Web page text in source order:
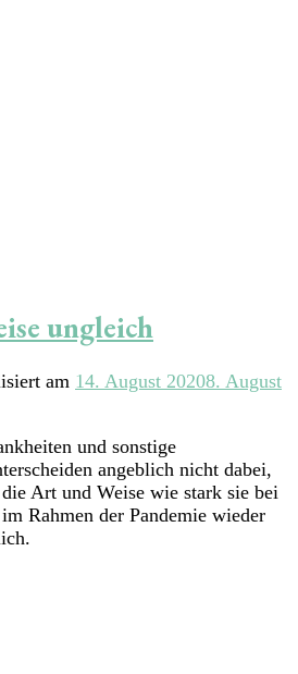
ungleich
am 14. August 20208. August
und sonstige
angeblich nicht dabei,
Art und Weise wie stark sie bei
Rahmen der Pandemie wieder